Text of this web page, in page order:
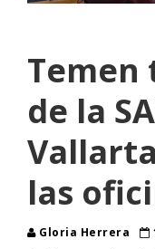
Temen
de la
las
Gloria Herrera